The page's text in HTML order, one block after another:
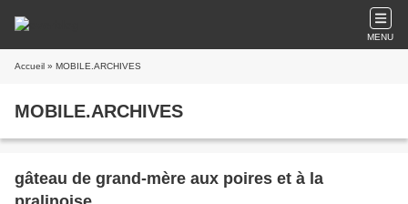
MENU
Accueil » MOBILE.ARCHIVES
MOBILE.ARCHIVES
gâteau de grand-mère aux poires et à la